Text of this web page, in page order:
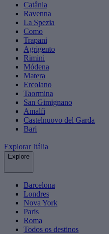
Catânia
Ravenna
La Spezia
Como
Trapani
Agrigento
Rimini
Módena
Matera
Ercolano
Taormina
San Gimignano
Amalfi
Castelnuovo del Garda
Bari
Explorar Itália
Explore
Barcelona
Londres
Nova York
Paris
Roma
Todos os destinos